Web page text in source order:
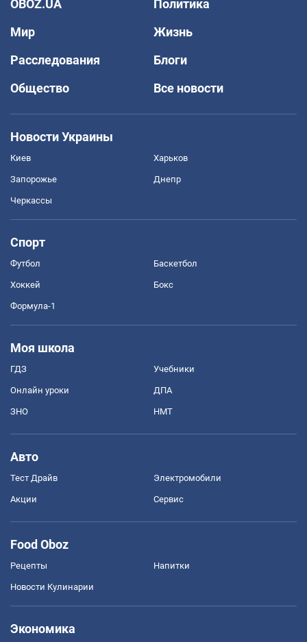
OBOZ.UA
Политика
Мир
Жизнь
Расследования
Блоги
Общество
Все новости
Новости Украины
Киев Харьков
Запорожье Днепр
Черкассы
Спорт
Футбол Баскетбол
Хоккей Бокс
Формула-1
Моя школа
ГДЗ Учебники
Онлайн уроки ДПА
ЗНО НМТ
Авто
Тест Драйв Электромобили
Акции Сервис
Food Oboz
Рецепты Напитки
Новости Кулинарии
Экономика